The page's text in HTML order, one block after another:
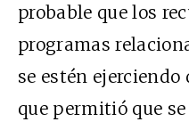
probable que los
programas
se estén
que permitió que